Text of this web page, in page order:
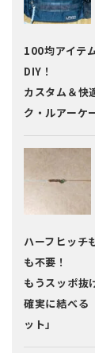
100均アイテ
DIY！
カスタム＆快
ク・ルアーケ
ハーフヒッチ
も不要！
もうスッポ抜
確実に結べる
ット」